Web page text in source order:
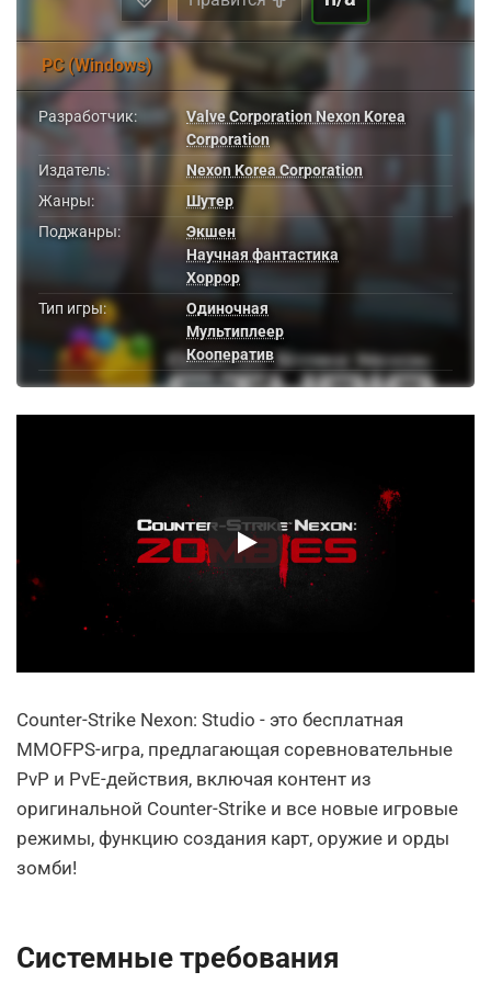
PC (Windows)
Разработчик:
Valve Corporation Nexon Korea
Corporation
Издатель:
Nexon Korea Corporation
Жанры:
Шутер
Поджанры:
Экшен
Научная фантастика
Хоррор
Тип игры:
Одиночная
Мультиплеер
Кооператив
Counter-Strike Nexon: Studio - это бесплатная
MMOFPS-игра, предлагающая соревновательные
PvP и PvE-действия, включая контент из
оригинальной Counter-Strike и все новые игровые
режимы, функцию создания карт, оружие и орды
зомби!
Системные требования